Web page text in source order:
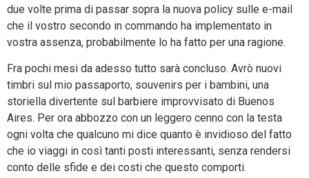
due volte prima di passar sopra la nuova policy sulle e-mail
che il vostro secondo in commando ha implementato in
vostra assenza, probabilmente lo ha fatto per una ragione.
Fra pochi mesi da adesso tutto sarà concluso. Avrò nuovi
timbri sul mio passaporto, souvenirs per i bambini, una
storiella divertente sul barbiere improvvisato di Buenos
Aires. Per ora abbozzo con un leggero cenno con la testa
ogni volta che qualcuno mi dice quanto è invidioso del fatto
che io viaggi in così tanti posti interessanti, senza rendersi
conto delle sfide e dei costi che questo comporti.